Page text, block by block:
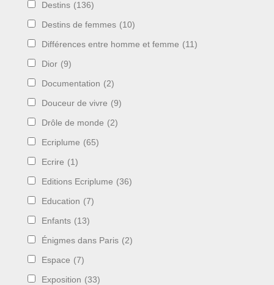
Destins (136)
Destins de femmes (10)
Différences entre homme et femme (11)
Dior (9)
Documentation (2)
Douceur de vivre (9)
Drôle de monde (2)
Ecriplume (65)
Ecrire (1)
Editions Ecriplume (36)
Education (7)
Enfants (13)
Énigmes dans Paris (2)
Espace (7)
Exposition (33)